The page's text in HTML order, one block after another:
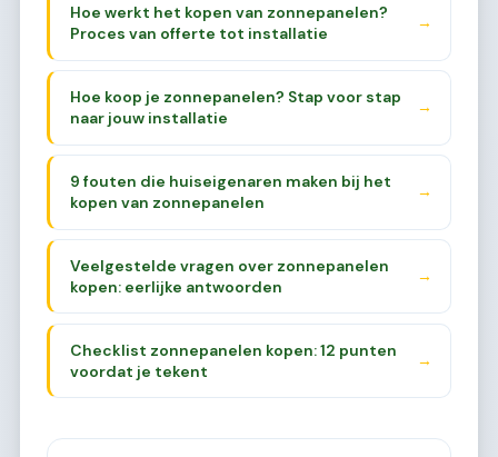
Hoe werkt het kopen van zonnepanelen?
Proces van offerte tot installatie
→
Hoe koop je zonnepanelen? Stap voor stap
naar jouw installatie
→
9 fouten die huiseigenaren maken bij het
kopen van zonnepanelen
→
Veelgestelde vragen over zonnepanelen
kopen: eerlijke antwoorden
→
Checklist zonnepanelen kopen: 12 punten
voordat je tekent
→